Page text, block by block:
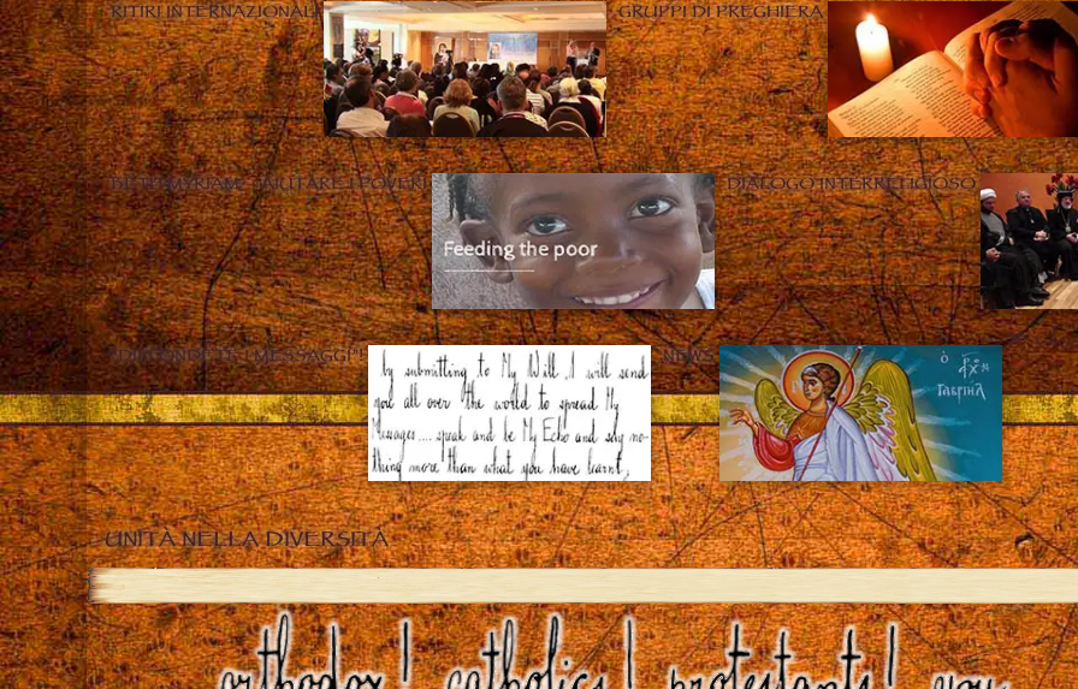
RITIRI INTERNAZIONALI GRUPPI DI PREGHIERA
BETH MYRIAM – AIUTARE I POVERI DIALOGO INTERRELIGIOSO
“DIFFONDETE I MESSAGGI”! NEWS
UNITÀ NELLA DIVERSITÀ